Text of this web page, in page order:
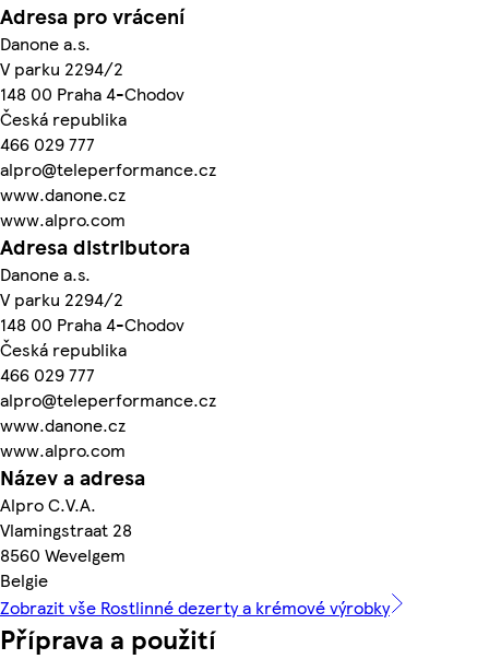
Adresa pro vrácení
Danone a.s.
V parku 2294/2
148 00 Praha 4-Chodov
Česká republika
466 029 777
alpro@teleperformance.cz
www.danone.cz
www.alpro.com
Adresa distributora
Danone a.s.
V parku 2294/2
148 00 Praha 4-Chodov
Česká republika
466 029 777
alpro@teleperformance.cz
www.danone.cz
www.alpro.com
Název a adresa
Alpro C.V.A.
Vlamingstraat 28
8560 Wevelgem
Belgie
Zobrazit vše Rostlinné dezerty a krémové výrobky
Příprava a použití